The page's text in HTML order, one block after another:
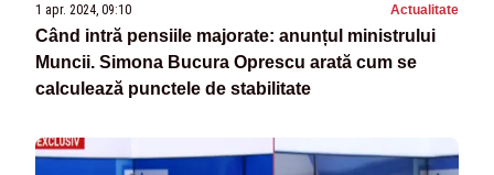
1 apr. 2024, 09:10 Actualitate
Când intră pensiile majorate: anunțul ministrului
Muncii. Simona Bucura Oprescu arată cum se
calculează punctele de stabilitate